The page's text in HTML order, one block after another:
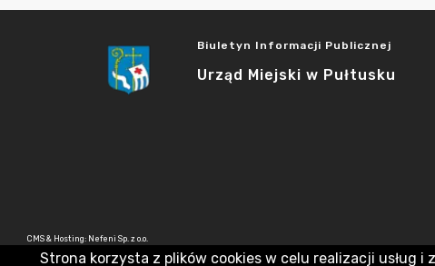
Biuletyn Informacji Publicznej
Urząd Miejski w Pułtusku
CMS & Hosting: Nefeni Sp. z o.o.
Strona korzysta z plików cookies w celu realizacji usług i